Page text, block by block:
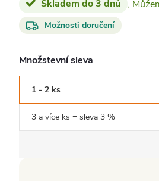
Skladem do 3 dnů
Možnosti doručení
Množstevní sleva
1 - 2 ks
3 a více ks = sleva 3 %